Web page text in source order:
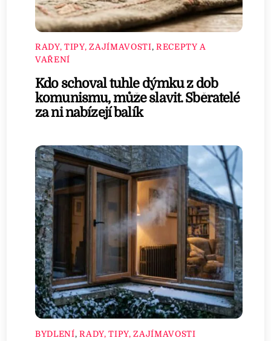
RADY, TIPY, ZAJÍMAVOSTI, RECEPTY A
VAŘENÍ
Kdo schoval tuhle dýmku z dob
komunismu, může slavit. Sběratelé
za ni nabízejí balík
BYDLENÍ,RADY, TIPY, ZAJÍMAVOSTI